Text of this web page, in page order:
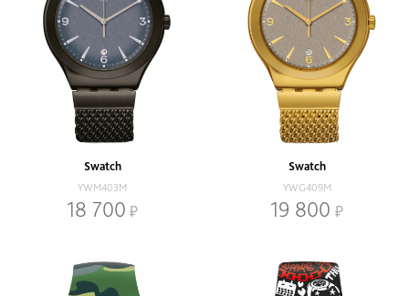
Swatch
YWM403M
18 700
Swatch
YWG409M
19 800